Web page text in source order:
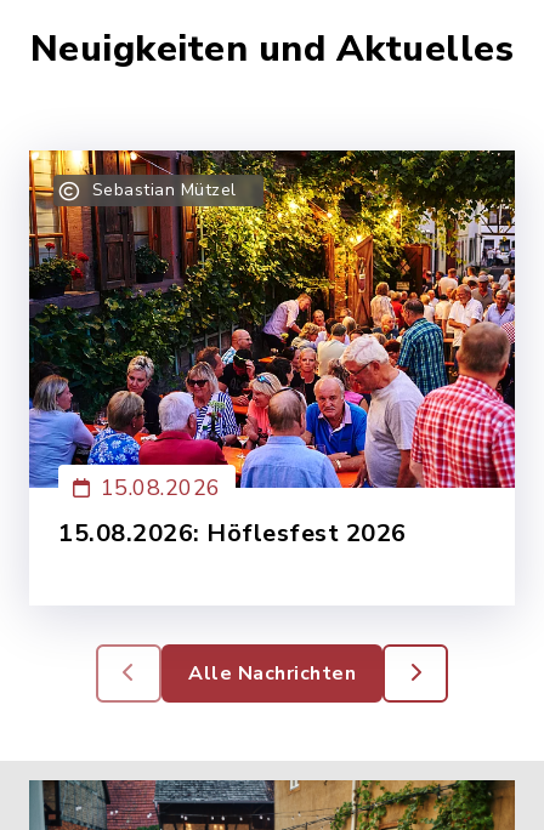
Neuigkeiten und Aktuelles
Sebastian Mützel
15.08.2026
15.08.2026: Höflesfest 2026
Mehr lesen
Alle Nachrichten